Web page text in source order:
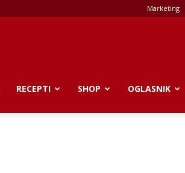
Marketing
RECEPTI SHOP OGLASNIK